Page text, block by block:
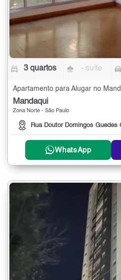
3 quartos - suíte
Apartamento para Alugar no
Mandaqui
Zona Norte - São Paulo
Rua Doutor Domingos Guedes
WhatsApp